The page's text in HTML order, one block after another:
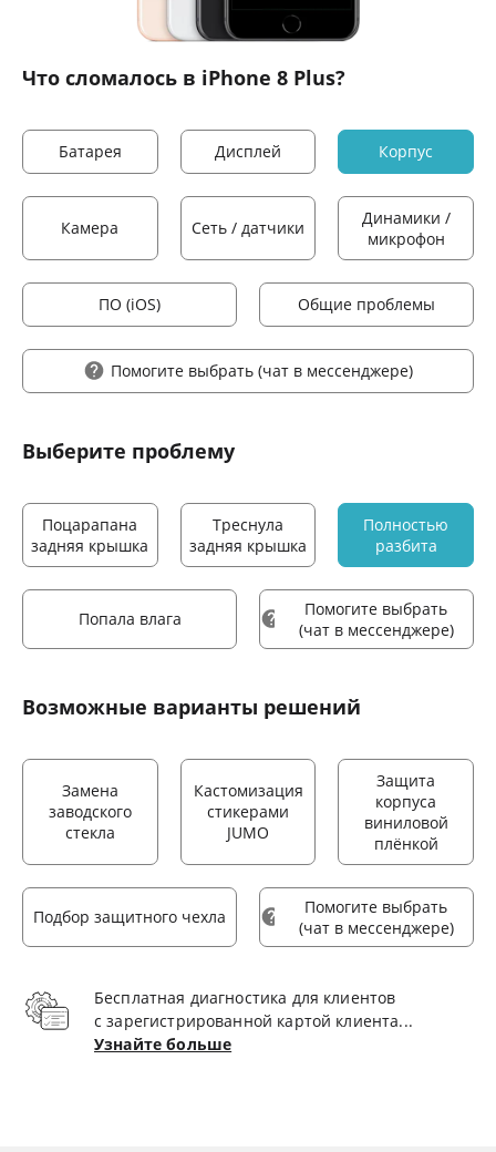
Что сломалось в iPhone 8 Plus?
Батарея Дисплей Корпус
Камера Сеть / датчики
Динамики /
микрофон
ПО (iOS) Общие проблемы
Помогите выбрать (чат в мессенджере)
Выберите проблему
Поцарапана
задняя крышка
Треснула
задняя крышка
Полностью
разбита
Попала влага
Помогите выбрать
(чат в мессенджере)
Возможные варианты решений
Замена
заводского
стекла
Кастомизация
стикерами
JUMO
Защита
корпуса
виниловой
плёнкой
Подбор защитного чехла
Помогите выбрать
(чат в мессенджере)
Бесплатная диагностика для клиентов
с зарегистрированной картой клиента...
Узнайте больше